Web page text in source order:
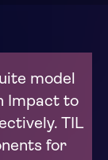
model
Impact to
TIL
for